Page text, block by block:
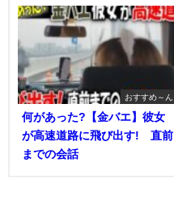
おすすめ～ん
何があった?【金バエ】彼女
が高速道路に飛び出す! 直前
までの会話